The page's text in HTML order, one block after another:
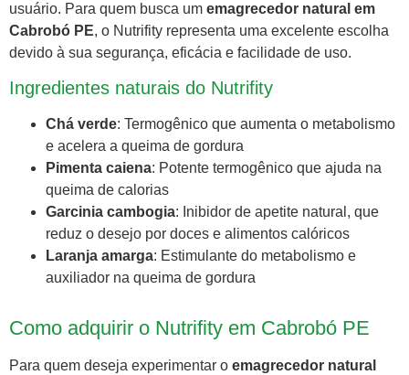
usuário. Para quem busca um emagrecedor natural em
Cabrobó PE, o Nutrifity representa uma excelente escolha
devido à sua segurança, eficácia e facilidade de uso.
Ingredientes naturais do Nutrifity
Chá verde: Termogênico que aumenta o metabolismo
e acelera a queima de gordura
Pimenta caiena: Potente termogênico que ajuda na
queima de calorias
Garcinia cambogia: Inibidor de apetite natural, que
reduz o desejo por doces e alimentos calóricos
Laranja amarga: Estimulante do metabolismo e
auxiliador na queima de gordura
Como adquirir o Nutrifity em Cabrobó PE
Para quem deseja experimentar o emagrecedor natural